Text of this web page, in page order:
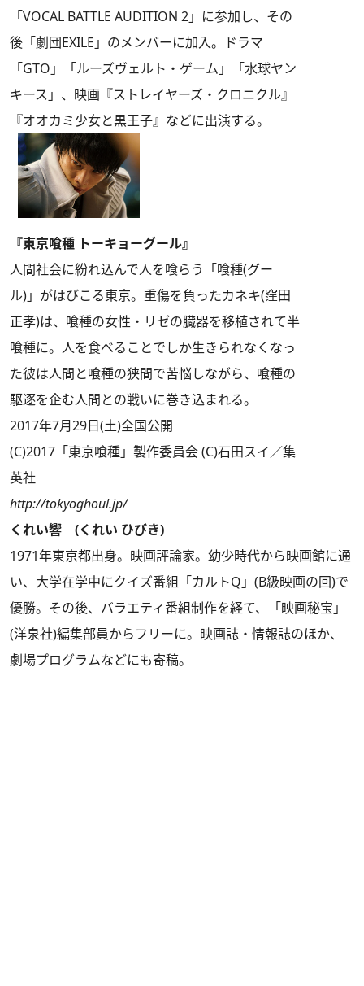
「VOCAL BATTLE AUDITION 2」に参加し、その
後「劇団EXILE」のメンバーに加入。ドラマ
「GTO」「ルーズヴェルト・ゲーム」「水球ヤン
キース」、映画『ストレイヤーズ・クロニクル』
『オオカミ少女と黒王子』などに出演する。
『東京喰種 トーキョーグール』
人間社会に紛れ込んで人を喰らう「喰種(グー
ル)」がはびこる東京。重傷を負ったカネキ(窪田
正孝)は、喰種の女性・リゼの臓器を移植されて半
喰種に。人を食べることでしか生きられなくなっ
た彼は人間と喰種の狭間で苦悩しながら、喰種の
駆逐を企む人間との戦いに巻き込まれる。
2017年7月29日(土)全国公開
(C)2017「東京喰種」製作委員会 (C)石田スイ／集
英社
http://tokyoghoul.jp/
くれい響 (くれい ひびき)
1971年東京都出身。映画評論家。幼少時代から映画館に通
い、大学在学中にクイズ番組「カルトQ」(B級映画の回)で
優勝。その後、バラエティ番組制作を経て、「映画秘宝」
(洋泉社)編集部員からフリーに。映画誌・情報誌のほか、
劇場プログラムなどにも寄稿。